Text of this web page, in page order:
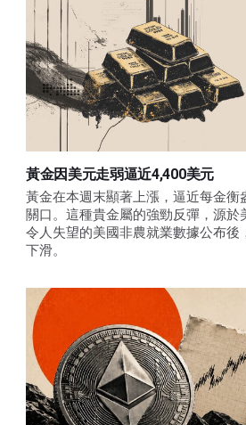
黃金因美元走弱逼近4,400美元
黃金在本週末顯著上漲，逼近每金衡
關口。這種貴金屬的強勁反彈，源於
令人失望的美國非農就業數據公布後
下滑。